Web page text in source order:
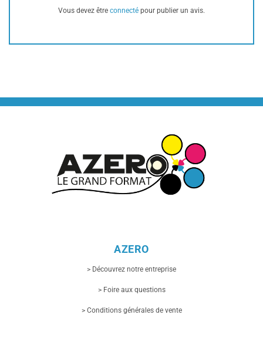
Vous devez être connecté pour publier un avis.
AZERO
> Découvrez notre entreprise
> Foire aux questions
> Conditions générales de vente